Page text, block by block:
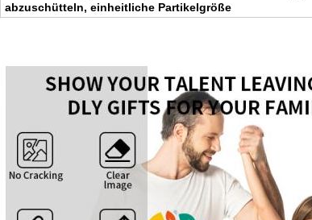
abzuschütteln, einheitliche Partikelgröße